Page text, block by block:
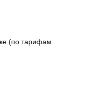
(по тарифам